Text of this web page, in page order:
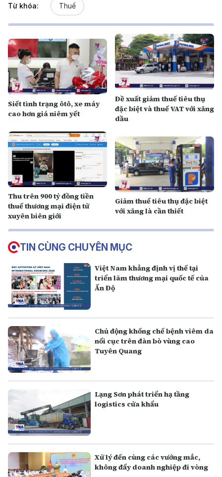
Từ khóa: Thuế
Siết tình trạng ôtô, xe máy
cao hơn giá niêm yết
Đề xuất giảm thuế tiêu thụ
đặc biệt và thuế VAT với xăng
dầu
Thu trên 900 tỷ đồng tiền
thuế thương mại điện tử
xuyên biên giới
Giảm thuế tiêu thụ đặc biệt
với xăng là cần thiết
TIN CÙNG CHUYÊN MỤC
Việt Nam khẳng định vị thế tại
triển lãm thương mại quốc tế của
Ấn Độ
Chủ động khống chế bệnh viêm da
nổi cục trên đàn bò vùng cao
Tuyên Quang
Lạng Sơn phát triển hạ tầng
logistics cửa khẩu
Xử lý đến cùng các vướng mắc,
không đẩy doanh nghiệp đi vòng